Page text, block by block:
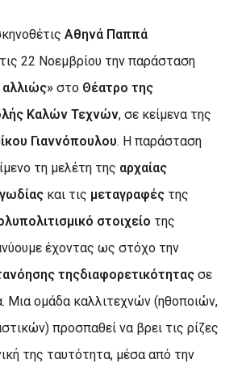
Αθηνά Παππά
22 Νοεμβρίου την παράσταση
στο Θέατρο της
Καλών Τεχνών, σε κείμενα της
Γιαννόπουλου. Η παράσταση
τη μελέτη της αρχαίας
και τις μεταγραφές της
στοιχείο της
έχοντας ως στόχο την
τηςδιαφορετικότηταςσε
Μια ομάδα καλλιτεχνών (ηθοποιών,
προσπαθεί να βρει τις ρίζες
της ταυτότητα, μέσα από την